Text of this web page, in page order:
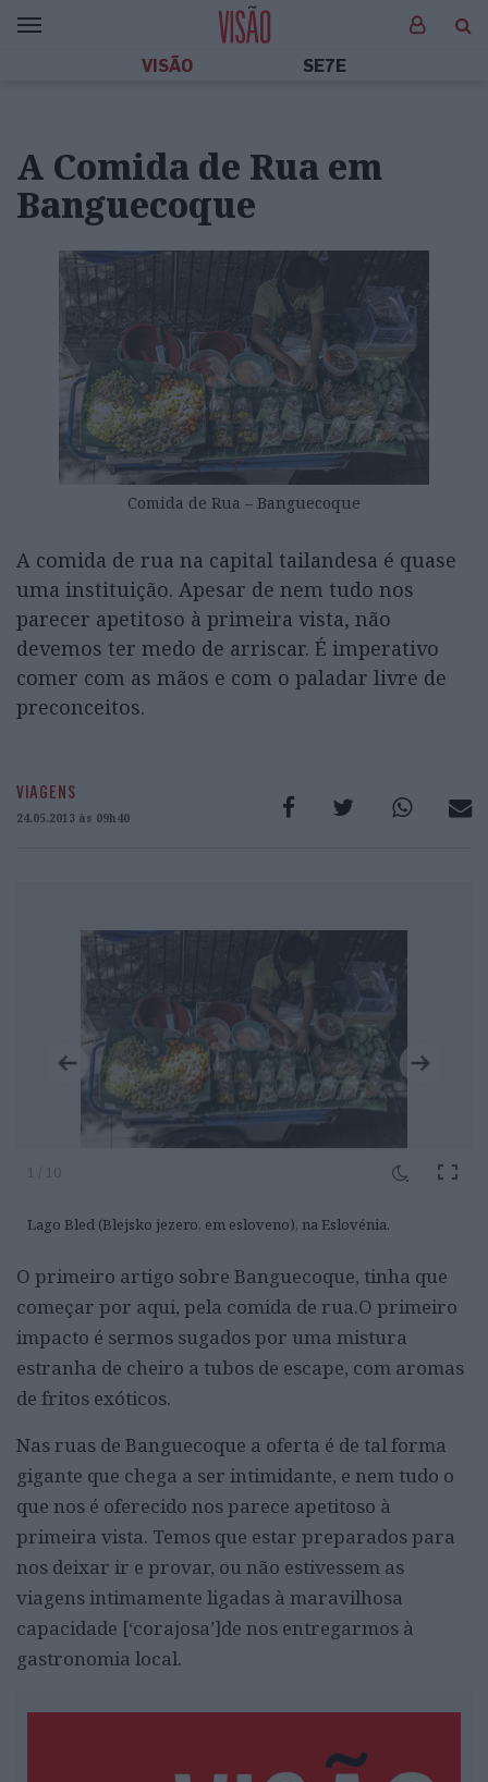
VISÃO SE7E
A Comida de Rua em
Banguecoque
Comida de Rua – Banguecoque
A comida de rua na capital tailandesa é quase
uma instituição. Apesar de nem tudo nos
parecer apetitoso à primeira vista, não
devemos ter medo de arriscar. É imperativo
comer com as mãos e com o paladar livre de
preconceitos.
VIAGENS
24.05.2013 às 09h40
1 / 10
Lago Bled (Blejsko jezero, em esloveno), na Eslovénia.
O primeiro artigo sobre Banguecoque, tinha que
começar por aqui, pela comida de rua.O primeiro
impacto é sermos sugados por uma mistura
estranha de cheiro a tubos de escape, com aromas
de fritos exóticos.
Nas ruas de Banguecoque a oferta é de tal forma
gigante que chega a ser intimidante, e nem tudo o
que nos é oferecido nos parece apetitoso à
primeira vista. Temos que estar preparados para
nos deixar ir e provar, ou não estivessem as
viagens intimamente ligadas à maravilhosa
capacidade [‘corajosa’]de nos entregarmos à
gastronomia local.